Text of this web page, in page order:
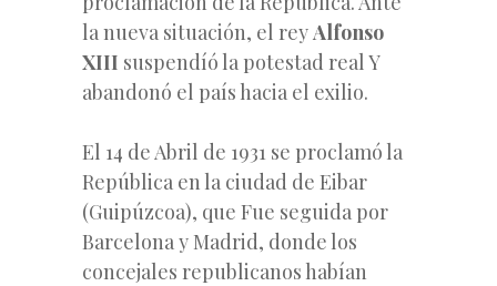
la nueva situación, el reyAlfonso
XIII suspendíó la potestad real Y
abandonó el país hacia el exilio.
El 14 de Abril de 1931 se proclamó la
República en la ciudad de Eibar
(Guipúzcoa), que Fue seguida por
Barcelona y Madrid, donde los
concejales republicanos habían